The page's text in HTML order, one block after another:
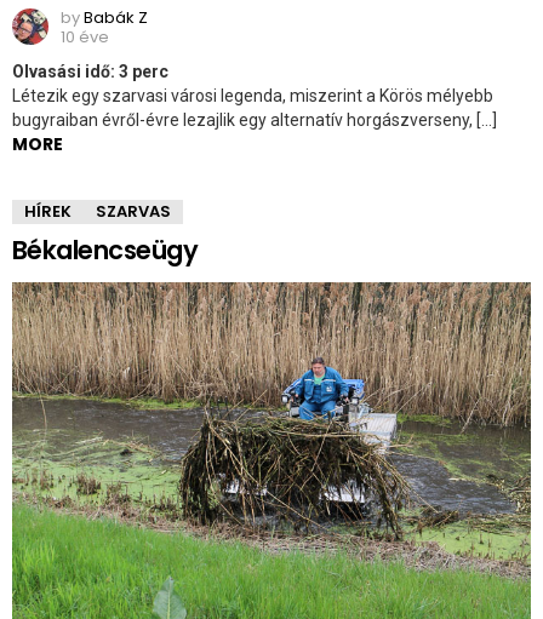
byBabák Z
10 éve
Olvasási idő: 3 perc
Létezik egy szarvasi városi legenda, miszerint a Körös mélyebb
bugyraiban évről-évre lezajlik egy alternatív horgászverseny, […]
MORE
HÍREK SZARVAS
Békalencseügy